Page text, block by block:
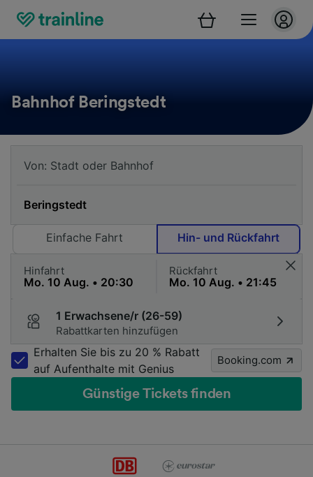
Bahnhof Beringstedt
Einfache Fahrt Hin- und Rückfahrt
Hinfahrt Rückfahrt
1 Erwachsene/r (26-59)
Rabattkarten hinzufügen
Erhalten Sie bis zu 20 % Rabatt
auf Aufenthalte mit Genius
Booking.com
Günstige Tickets finden